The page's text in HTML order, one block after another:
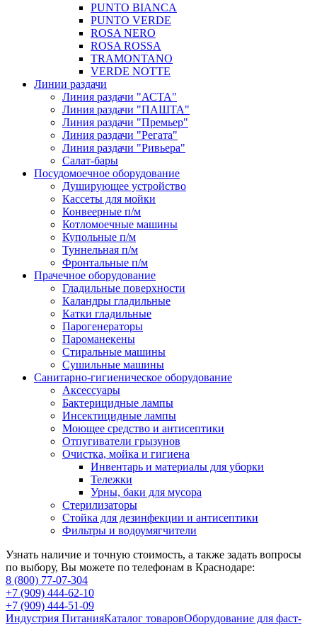
PUNTO BIANCA
PUNTO VERDE
ROSA NERO
ROSA ROSSA
TRAMONTANO
VERDE NOTTE
Линии раздачи
Линия раздачи "АСТА"
Линия раздачи "ПАШТА"
Линия раздачи "Премьер"
Линия раздачи "Регата"
Линия раздачи "Ривьера"
Салат-бары
Посудомоечное оборудование
Душирующее устройство
Кассеты для мойки
Конвеерные п/м
Котломоечные машины
Купольные п/м
Туннельная п/м
Фронтальные п/м
Прачечное оборудование
Гладильные поверхности
Каландры гладильные
Катки гладильные
Парогенераторы
Пароманекены
Стиральные машины
Сушильные машины
Санитарно-гигиеническое оборудование
Аксессуары
Бактерицидные лампы
Инсектицидные лампы
Моющее средство и антисептики
Отпугиватели грызунов
Очистка, мойка и гигиена
Инвентарь и материалы для уборки
Тележки
Урны, баки для мусора
Стерилизаторы
Стойка для дезинфекции и антисептики
Фильтры и водоумягчители
Узнать наличие и точную стоимость, а также задать вопросы
по выбору, Вы можете по телефонам в Краснодаре:
8 (800) 77-07-304
+7 (909) 444-62-10
+7 (909) 444-51-09
Индустрия ПитанияКаталог товаровОборудование для фаст-